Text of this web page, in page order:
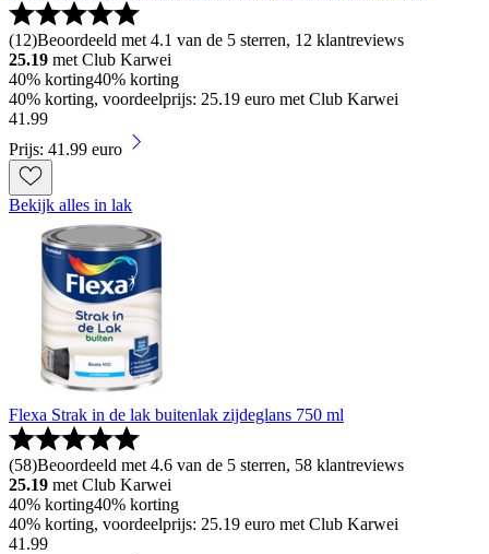
(12)Beoordeeld met 4.1 van de 5 sterren, 12 klantreviews
25.19 met Club Karwei
40% korting40% korting
40% korting, voordeelprijs: 25.19 euro met Club Karwei
41 .99
Prijs: 41.99 euro
Bekijk alles in lak
Flexa Strak in de lak buitenlak zijdeglans 750 ml
(58)Beoordeeld met 4.6 van de 5 sterren, 58 klantreviews
25.19 met Club Karwei
40% korting40% korting
40% korting, voordeelprijs: 25.19 euro met Club Karwei
41 .99